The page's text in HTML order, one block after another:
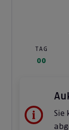
TAG
00
Sie